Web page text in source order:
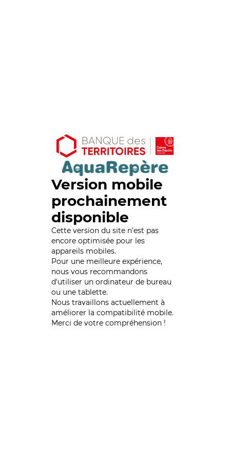
Version mobile
prochainement
disponible
Cette version du site n’est pas
encore optimisée pour les
appareils mobiles.
Pour une meilleure expérience,
nous vous recommandons
d'utiliser un ordinateur de bureau
ou une tablette.
Nous travaillons actuellement à
améliorer la compatibilité mobile.
Merci de votre compréhension !